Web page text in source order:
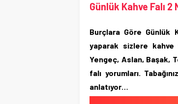
Günlük Kahve Falı 2
Burçlara Göre Günlük
yaparak sizlere kahve
Yengeç, Aslan, Başak,
falı yorumları.
anlatıyor…